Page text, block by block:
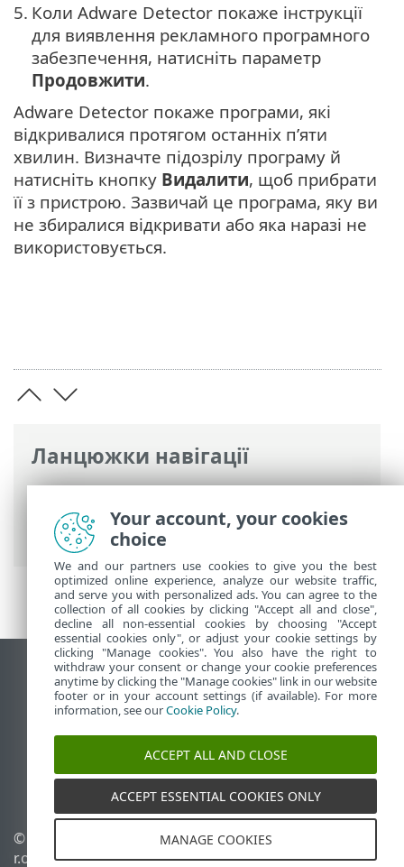
Ланцюжки навігації
Інтерактивна довідка ESET>ESET
Mobile Security >Робота з ESET Mobile
Security >Антивірус > Adware Detector
5. Коли Adware Detector покаже інструкції
для виявлення рекламного програмного
забезпечення, натисніть параметр
Продовжити.
Adware Detector покаже програми, які
відкривалися протягом останніх п’яти
хвилин. Визначте підозрілу програму й
натисніть кнопку Видалити, щоб прибрати
її з пристрою. Зазвичай це програма, яку ви
не збиралися відкривати або яка наразі не
використовується.
Переглянути повну версію
End of Life
База знань ESET
Форум ESET
ESET Status Portal
Регіональна підтримка
© 1992 - 2026 ESET, spol. s
r.o. - Усі права захищено.
Керувати файлами cookie
Політика щодо файлів
Your account, your cookies
choice
We and our partners use cookies to give you the best
optimized online experience, analyze our website traffic,
and serve you with personalized ads. You can agree to the
collection of all cookies by clicking "Accept all and close",
decline all non-essential cookies by choosing "Accept
essential cookies only", or adjust your cookie settings by
clicking "Manage cookies". You also have the right to
withdraw your consent or change your cookie preferences
anytime by clicking the "Manage cookies" link in our website
footer or in your account settings (if available). For more
information, see ourCookie Policy.
ACCEPT ALL AND CLOSE
ACCEPT ESSENTIAL COOKIES ONLY
MANAGE COOKIES